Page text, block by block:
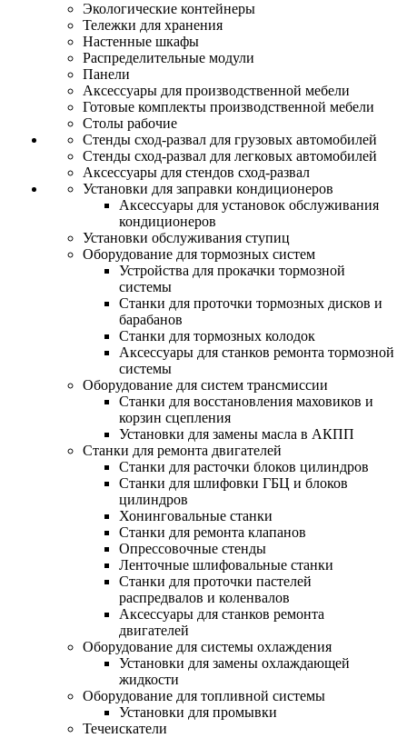
Экологические контейнеры
Тележки для хранения
Настенные шкафы
Распределительные модули
Панели
Аксессуары для производственной мебели
Готовые комплекты производственной мебели
Столы рабочие
Стенды сход-развал для грузовых автомобилей
Стенды сход-развал для легковых автомобилей
Аксессуары для стендов сход-развал
Установки для заправки кондиционеров
Аксессуары для установок обслуживания
кондиционеров
Установки обслуживания ступиц
Оборудование для тормозных систем
Устройства для прокачки тормозной
системы
Станки для проточки тормозных дисков и
барабанов
Станки для тормозных колодок
Аксессуары для станков ремонта тормозной
системы
Оборудование для систем трансмиссии
Станки для восстановления маховиков и
корзин сцепления
Установки для замены масла в АКПП
Станки для ремонта двигателей
Станки для расточки блоков цилиндров
Станки для шлифовки ГБЦ и блоков
цилиндров
Хонинговальные станки
Станки для ремонта клапанов
Опрессовочные стенды
Ленточные шлифовальные станки
Станки для проточки пастелей
распредвалов и коленвалов
Аксессуары для станков ремонта
двигателей
Оборудование для системы охлаждения
Установки для замены охлаждающей
жидкости
Оборудование для топливной системы
Установки для промывки
Течеискатели